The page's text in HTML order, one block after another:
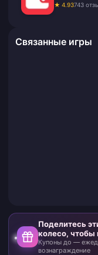
★ 4.93743
Связанные игры
Поделитесь
колесо, чтобы
Купоны до — ежедневное ограниченное
вознаграждение